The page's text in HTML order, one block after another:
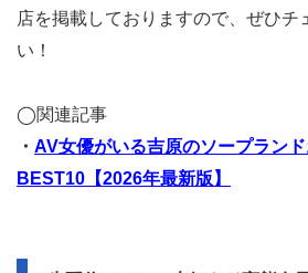
店を掲載しておりますので、ぜひチ
い！
◯関連記事
・ AV女優がいる吉原のソープラン
BEST10【2026年最新版】